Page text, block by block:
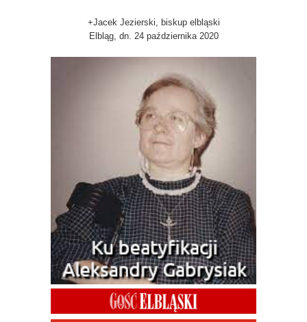
+Jacek Jezierski, biskup elbląski
Elbląg, dn. 24 października 2020